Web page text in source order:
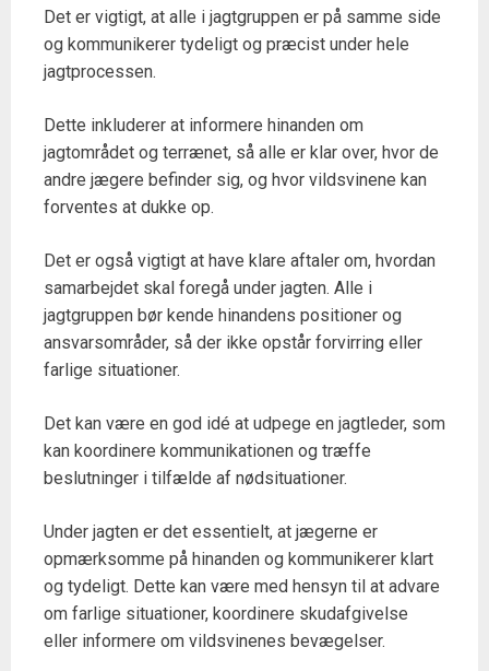
Det er vigtigt, at alle i jagtgruppen er på samme side
og kommunikerer tydeligt og præcist under hele
jagtprocessen.
Dette inkluderer at informere hinanden om
jagtområdet og terrænet, så alle er klar over, hvor de
andre jægere befinder sig, og hvor vildsvinene kan
forventes at dukke op.
Det er også vigtigt at have klare aftaler om, hvordan
samarbejdet skal foregå under jagten. Alle i
jagtgruppen bør kende hinandens positioner og
ansvarsområder, så der ikke opstår forvirring eller
farlige situationer.
Det kan være en god idé at udpege en jagtleder, som
kan koordinere kommunikationen og træffe
beslutninger i tilfælde af nødsituationer.
Under jagten er det essentielt, at jægerne er
opmærksomme på hinanden og kommunikerer klart
og tydeligt. Dette kan være med hensyn til at advare
om farlige situationer, koordinere skudafgivelse
eller informere om vildsvinenes bevægelser.